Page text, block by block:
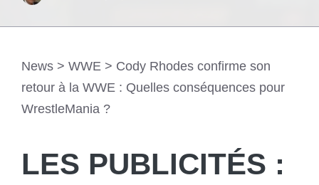
News > WWE > Cody Rhodes confirme son
retour à la WWE : Quelles conséquences pour
WrestleMania ?
LES PUBLICITÉS :